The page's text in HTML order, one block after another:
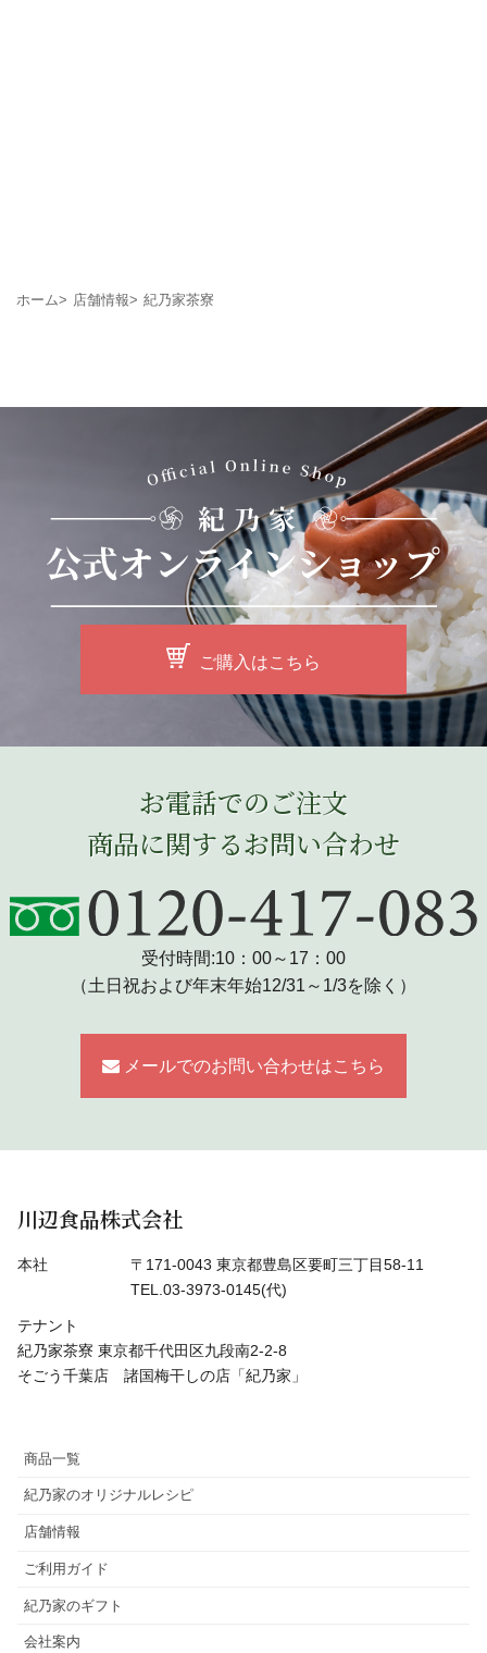
ホーム 店舗情報 紀乃家茶寮
ご購入はこちら
お電話でのご注文
商品に関するお問い合わせ
受付時間:10：00～17：00
（土日祝および年末年始12/31～1/3を除く）
メールでのお問い合わせはこちら
川辺食品株式会社
本社
〒171-0043 東京都豊島区要町三丁目58-11
TEL.03-3973-0145(代)
テナント
紀乃家茶寮 東京都千代田区九段南2-2-8
そごう千葉店 諸国梅干しの店「紀乃家」
商品一覧
紀乃家のオリジナルレシピ
店舗情報
ご利用ガイド
紀乃家のギフト
会社案内